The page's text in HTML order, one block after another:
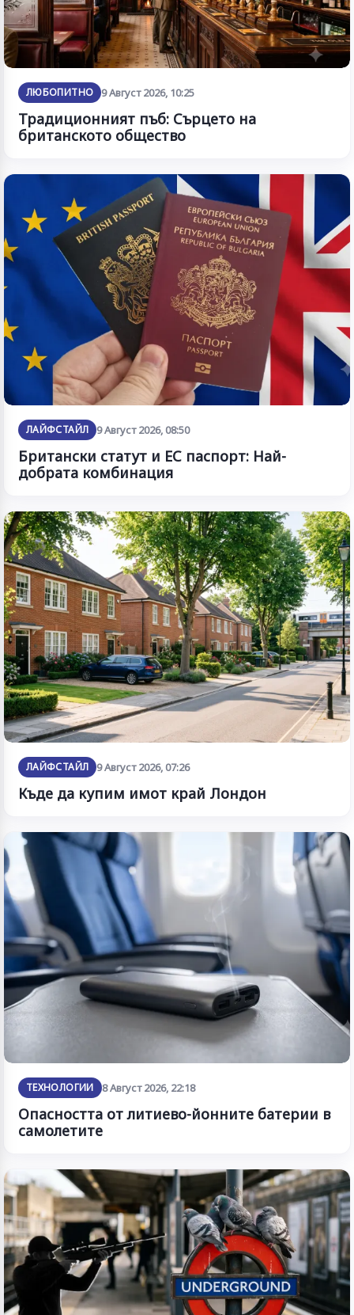
ЛЮБОПИТНО 9 Август 2026, 10:25
Традиционният пъб: Сърцето на
британското общество
ЛАЙФСТАЙЛ 9 Август 2026, 08:50
Британски статут и ЕС паспорт: Най-
добрата комбинация
ЛАЙФСТАЙЛ 9 Август 2026, 07:26
Къде да купим имот край Лондон
ТЕХНОЛОГИИ 8 Август 2026, 22:18
Опасността от литиево-йонните батерии в
самолетите